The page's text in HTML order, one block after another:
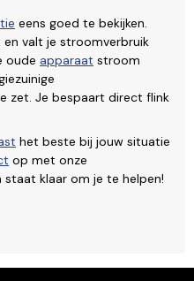
eens goed te bekijken.
valt je stroomverbruik
oude apparaat stroom
zet. Je bespaart direct flink
het beste bij jouw situatie
op met onze
klaar om je te helpen!